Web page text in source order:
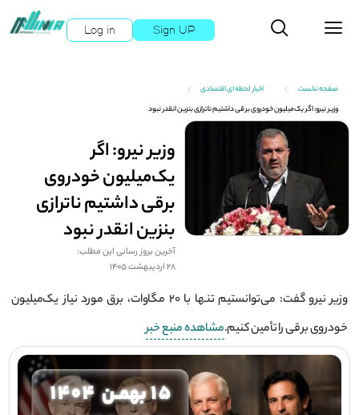
Log in Sign UP
صفحه نخست
اخبار لحظه ای اقتصادی
وزیر نیرو: اگر یک‌میلیون خودروی برقی داشتیم ناترازی بنزین انقدر نبود
وزیر نیرو: اگر
یک‌میلیون خودروی
برقی داشتیم ناترازی
بنزین انقدر نبود
آخرین بروز رسانی این مطلب:
28 اردیبهشت 1405
وزیر نیرو گفت: می‌توانستیم تنها با ۲۰ مگاوات، برق مورد نیاز یک‌میلیون
خودروی برقی را تأمین کنیم.مشاهده منبع خبر